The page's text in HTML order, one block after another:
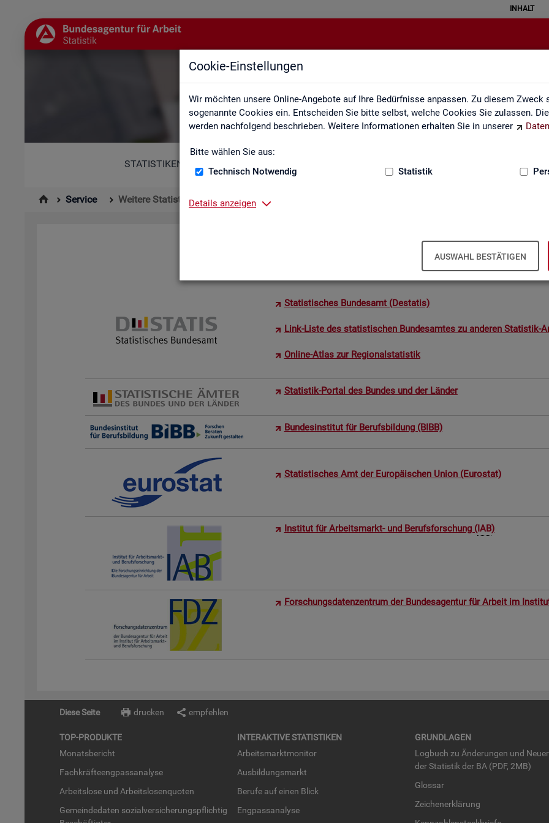
Cookie-Einstellungen
Wir möchten unsere Online-Angebote auf Ihre Bedürfnisse anpassen. Zu diesem Zweck
sogenannte Cookies ein. Entscheiden Sie bitte selbst, welche Cookies Sie zulassen.
werden nachfolgend beschrieben. Weitere Informationen erhalten Sie in unserer
Bitte wählen Sie aus:
Technisch Notwendig
Statistik
Details anzeigen
AUSWAHL BESTÄTIGEN
INHALT
Weitere Statistikangebote
STATISTIKEN
Service Weitere Statistikangebote
Wei­te­re Sta­tis­tik­an­ge­bo­te
Hier er­hal­ten Sie eine Aus­wahl wei­te­rer Sta­tis­tik­an­ge­bo­te an­de­rer
Sta­tis­ti­sches Bun­des­amt (De­sta­tis)
Link-Liste des sta­tis­ti­schen Bun­des­am­tes zu an­de­ren Sta­tis­tik-
On­line-Atlas zur Re­gio­nal­sta­tis­tik
Sta­tis­tik-Por­tal des Bun­des und der Län­der
Bun­des­in­sti­tut für Be­rufs­bil­dung (BIBB)
Sta­tis­ti­sches Amt der Eu­ro­päi­schen Union (Eu­ro­stat)
In­sti­tut für Ar­beits­markt- und Be­rufs­for­schung (IAB)
For­schungs­da­ten­zen­trum der Bun­des­agen­tur für Ar­beit im
Diese Seite drucken empfehlen
TOP-PRO­DUK­TE
Mo­nats­be­richt
Fach­kräf­te­eng­pass­ana­ly­se
Ar­beits­lo­se und Ar­beits­lo­sen­quo­ten
Ge­mein­de­da­ten so­zi­al­ver­si­che­rungs­pflich­tig
IN­TER­AK­TI­VE STA­TIS­TI­KEN
Ar­beits­markt­mo­ni­tor
Aus­bil­dungs­markt
Be­ru­fe auf einen Blick
Eng­pass­ana­ly­se
GRUND­LA­GEN
Log­buch zu Än­de­run­gen und
der Sta­tis­tik der BA (PDF, 2MB)
Glos­sar
Zei­chen­er­klä­rung